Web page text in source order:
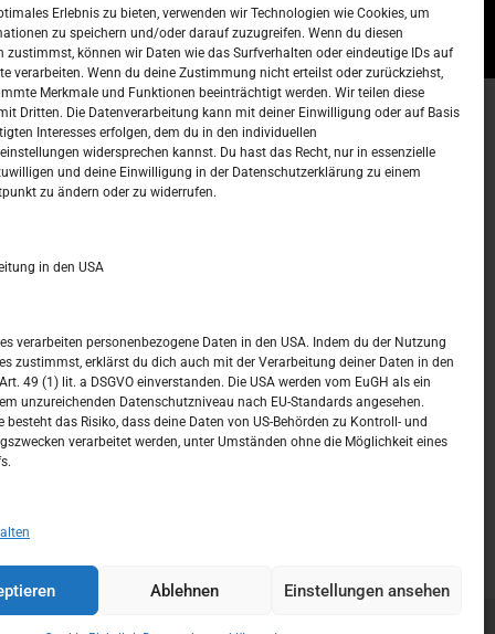
Erlebnis zu bieten, verwenden wir Technologien wie Cookies, um
zu speichern und/oder darauf zuzugreifen. Wenn du diesen
zustimmst, können wir Daten wie das Surfverhalten oder eindeutige IDs auf
verarbeiten. Wenn du deine Zustimmung nicht erteilst oder zurückziehst,
Merkmale und Funktionen beeinträchtigt werden. Wir teilen diese
Dritten. Die Datenverarbeitung kann mit deiner Einwilligung oder auf Basis
Interesses erfolgen, dem du in den individuellen
widersprechen kannst. Du hast das Recht, nur in essenzielle
und deine Einwilligung in der Datenschutzerklärung zu einem
zu ändern oder zu widerrufen.
in den USA
verarbeiten personenbezogene Daten in den USA. Indem du der Nutzung
zustimmst, erklärst du dich auch mit der Verarbeitung deiner Daten in den
49 (1) lit. a DSGVO einverstanden. Die USA werden vom EuGH als ein
unzureichenden Datenschutzniveau nach EU-Standards angesehen.
besteht das Risiko, dass deine Daten von US-Behörden zu Kontroll- und
verarbeitet werden, unter Umständen ohne die Möglichkeit eines
Ablehnen Einstellungen ansehen
–
Kalendar
10 11 12 13 14 15 16
17 18 19 20 21 22
24 25 26 27 28 29 30